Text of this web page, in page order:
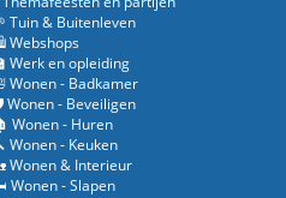
Tuin & Buitenleven
Webshops
Werk en opleiding
Wonen - Badkamer
Wonen - Beveiligen
Wonen - Huren
Wonen - Keuken
Wonen & Interieur
Wonen - Slapen